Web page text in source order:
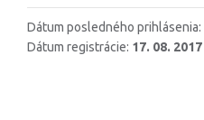
Dátum posledného prihlásenia:
Dátum registrácie: 17. 08. 2017